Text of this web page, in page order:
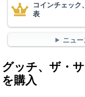
コインチェック
表
ニュ
グッチ、ザ・
を購入